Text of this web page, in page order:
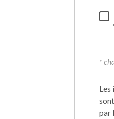
*
Les
par